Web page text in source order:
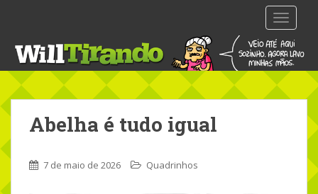
t
m
n
o
Abelha é tudo igual
7 de maio de 2026 Quadrinhos